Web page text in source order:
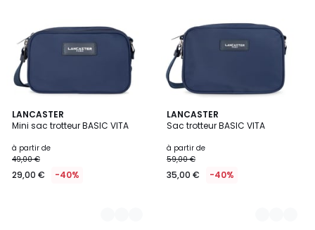
LANCASTER
Mini sac trotteur BASIC VITA
à partir de
49,00 €
29,00 € -40%
5
Couleurs
LANCASTER
Sac trotteur BASIC VITA
à partir de
59,00 €
35,00 € -40%
4
Couleurs